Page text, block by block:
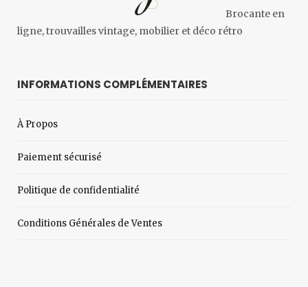
Brocante en
ligne, trouvailles vintage, mobilier et déco rétro
INFORMATIONS COMPLÉMENTAIRES
À Propos
Paiement sécurisé
Politique de confidentialité
Conditions Générales de Ventes